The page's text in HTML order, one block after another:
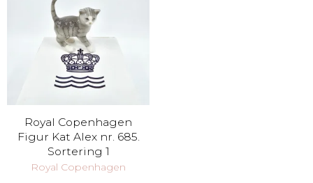
Royal Copenhagen
Figur Kat Alex nr. 685.
Sortering 1
Royal Copenhagen